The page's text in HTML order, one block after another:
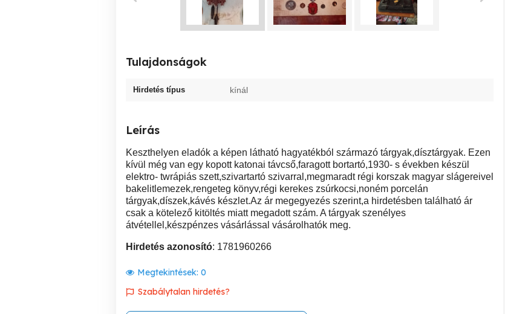
Tulajdonságok
Hirdetés típus kínál
Leírás
Keszthelyen eladók a képen látható hagyatékból származó tárgyak,dísztárgyak. Ezen
kívül még van egy kopott katonai távcső,faragott bortartó,1930- s években készül
elektro- twrápiás szett,szivartartó szivarral,megmaradt régi korszak magyar slágereivel
bakelitlemezek,rengeteg könyv,régi kerekes zsúrkocsi,noném porcelán
tárgyak,díszek,kávés készlet.Az ár megegyezés szerint,a hirdetésben található ár
csak a kötelező kitöltés miatt megadott szám. A tárgyak szenélyes
átvétellel,készpénzes vásárlással vásárolhatók meg.
Hirdetés azonosító: 1781960266
Megtekintések: 0
Szabálytalan hirdetés?